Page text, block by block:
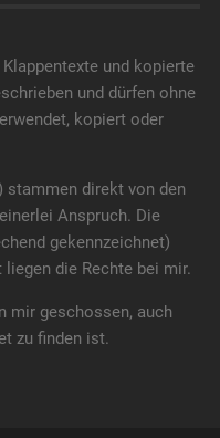
und kopierte
und dürfen ohne
kopiert oder
stammen direkt von den
Anspruch. Die
gekennzeichnet)
die Rechte bei mir.
mir geschossen, auch
zu finden ist.